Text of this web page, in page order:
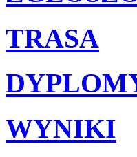
TRASA
WYNIKI